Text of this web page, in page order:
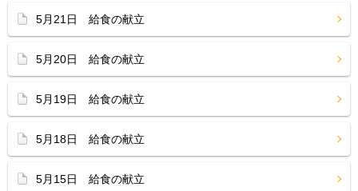
5月21日 給食の献立
5月20日 給食の献立
5月19日 給食の献立
5月18日 給食の献立
5月15日 給食の献立